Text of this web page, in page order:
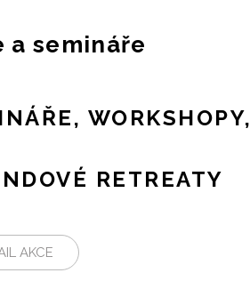
a semináře
WORKSHOPY,
RETREATY
AKCE